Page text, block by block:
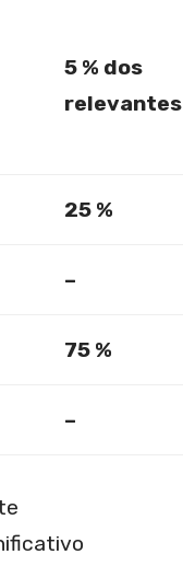
5 % dos
relevantes
25 %
–
75 %
–